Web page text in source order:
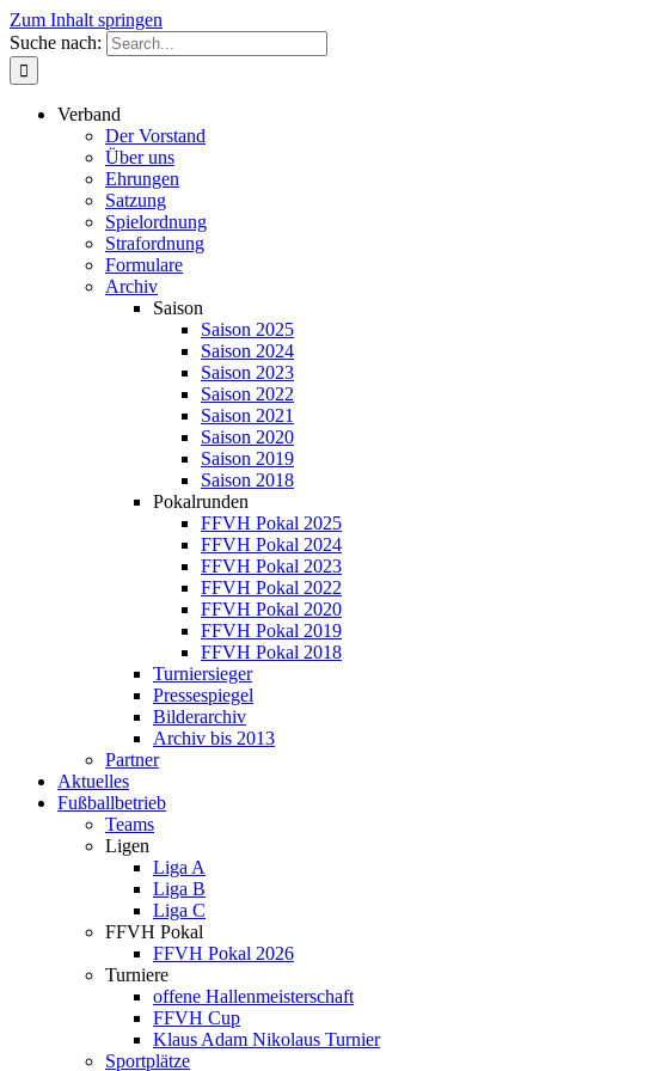
Zum Inhalt springen
Suche nach:
Verband
Der Vorstand
Über uns
Ehrungen
Satzung
Spielordnung
Strafordnung
Formulare
Archiv
Saison
Saison 2025
Saison 2024
Saison 2023
Saison 2022
Saison 2021
Saison 2020
Saison 2019
Saison 2018
Pokalrunden
FFVH Pokal 2025
FFVH Pokal 2024
FFVH Pokal 2023
FFVH Pokal 2022
FFVH Pokal 2020
FFVH Pokal 2019
FFVH Pokal 2018
Turniersieger
Pressespiegel
Bilderarchiv
Archiv bis 2013
Partner
Aktuelles
Fußballbetrieb
Teams
Ligen
Liga A
Liga B
Liga C
FFVH Pokal
FFVH Pokal 2026
Turniere
offene Hallenmeisterschaft
FFVH Cup
Klaus Adam Nikolaus Turnier
Sportplätze